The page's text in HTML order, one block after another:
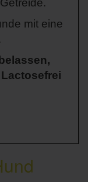
mit eine